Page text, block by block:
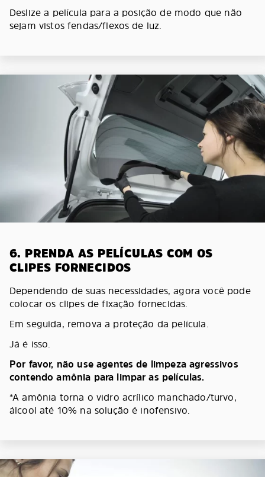
Deslize a película para a posição de modo que não
sejam vistos fendas/flexos de luz.
6. PRENDA AS PELÍCULAS COM OS
CLIPES FORNECIDOS
Dependendo de suas necessidades, agora você pode
colocar os clipes de fixação fornecidas.
Em seguida, remova a proteção da película.
Já é isso.
Por favor, não use agentes de limpeza agressivos
contendo amônia para limpar as películas.
*A amônia torna o vidro acrílico manchado/turvo,
álcool até 10% na solução é inofensivo.